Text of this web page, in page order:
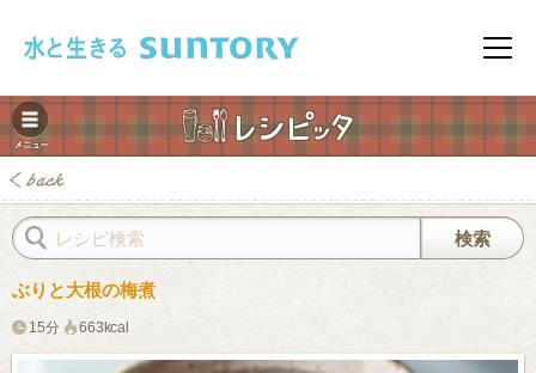
メニ
レシピ
ぶりと大根の梅煮
15分 663kcal